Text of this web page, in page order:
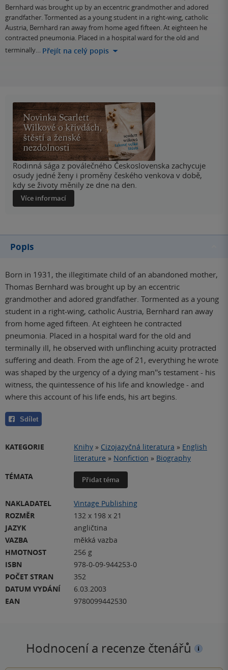
Bernhard was brought up by an eccentric grandmother and adored
grandfather. Tormented as a young student in a right-wing, catholic
Austria, Bernhard ran away from home aged fifteen. At eighteen he
contracted pneumonia. Placed in a hospital ward for the old and
terminally… Přejít na celý popis
Rodinná sága z poválečného Československa zachycuje
osudy jedné ženy i proměny českého venkova v době,
kdy se životy měnily ze dne na den.
Více informací
Popis
Born in 1931, the illegitimate child of an abandoned mother,
Thomas Bernhard was brought up by an eccentric
grandmother and adored grandfather. Tormented as a young
student in a right-wing, catholic Austria, Bernhard ran away
from home aged fifteen. At eighteen he contracted
pneumonia. Placed in a hospital ward for the old and
terminally ill, he observed with unflinching acuity protracted
suffering and death. From the age of 21, everything he wrote
was shaped by the urgency of a dying man''s testament - his
witness, the quintessence of his life and knowledge - and
where this account of his life ends, his art begins.
Sdílet
KATEGORIE Knihy » Cizojazyčná literatura » English
literature » Nonfiction » Biography
TÉMATA
Přidat téma
NAKLADATEL
Vintage Publishing
ROZMĚR
132 x 198 x 21
JAZYK
angličtina
VAZBA
měkká vazba
HMOTNOST
256 g
ISBN
978-0-09-944253-0
POČET STRAN
352
DATUM VYDÁNÍ
6.03.2003
EAN
9780099442530
Hodnocení a recenze čtenářů